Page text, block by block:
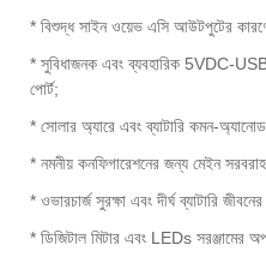
* বিশুদ্ধ সাইন ওয়েভ এসি আউটপুটের
* সুবিধাজনক এবং ব্যবহারিক 5VDC-
পোর্ট;
* সোলার অ্যারে এবং ব্যাটারি কমন-
* নমনীয় কনফিগারেশনের জন্য মেইন
* ওভারচার্জ সুরক্ষা এবং দীর্ঘ ব্যাটারি
* ডিজিটাল মিটার এবং LEDs সরঞ্জামের